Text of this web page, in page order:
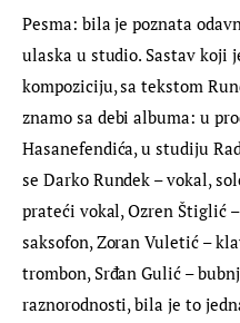
Pesma: bila je poznata
ulaska u studio. Sastav koji
kompoziciju, sa tekstom
znamo sa debi albuma: u
Hasanefendića, u studiju
se Darko Rundek – vokal,
prateći vokal, Ozren Štiglić
saksofon, Zoran Vuletić –
trombon, Srđan Gulić –
raznorodnosti, bila je to